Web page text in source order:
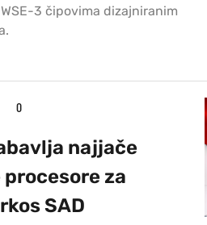
3 čipovima dizajniranim
0
najjače
za
SAD